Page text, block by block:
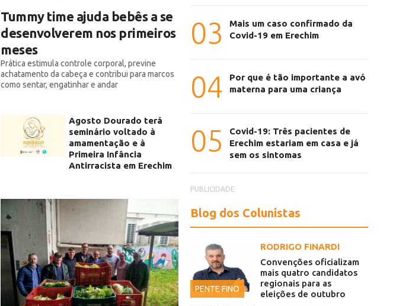
Tummy time ajuda bebês a se
desenvolverem nos primeiros
meses
Prática estimula controle corporal, previne
achatamento da cabeça e contribui para marcos
como sentar, engatinhar e andar
Agosto Dourado terá
seminário voltado à
amamentação e à
Primeira Infância
Antirracista em Erechim
03
Mais um caso confirmado da
Covid-19 em Erechim
04
Por que é tão importante a avó
materna para uma criança
05
Covid-19: Três pacientes de
Erechim estariam em casa e já
sem os sintomas
PUBLICIDADE
Blog dos Colunistas
PENTE FINO
RODRIGO FINARDI
Convenções oficializam
mais quatro candidatos
regionais para as
eleições de outubro